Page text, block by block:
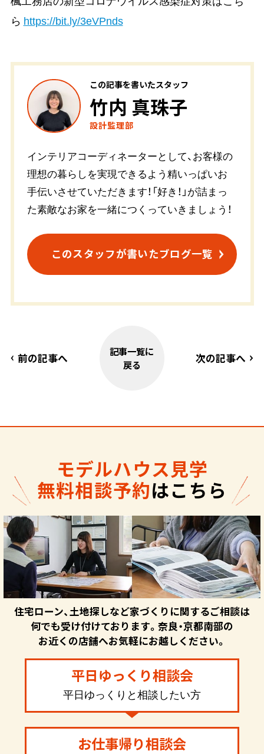
ら https://bit.ly/3eVPnds
この記事を書いたスタッフ
竹内 真珠子
設計監理部
インテリアコーディネーターとして、お客様の
理想の暮らしを実現できるよう精いっぱいお
手伝いさせていただきます！「好き！」が詰まっ
た素敵なお家を一緒につくっていきましょう！
このスタッフが書いたブログ一覧
前の記事へ
記事一覧に
戻る
次の記事へ
モデルハウス見学
無料相談予約はこちら
住宅ローン、土地探しなど家づくりに関するご相談は
何でも受け付けております。奈良・京都南部の
お近くの店舗へお気軽にお越しください。
平日ゆっくり相談会
平日ゆっくりと相談したい方
お仕事帰り相談会